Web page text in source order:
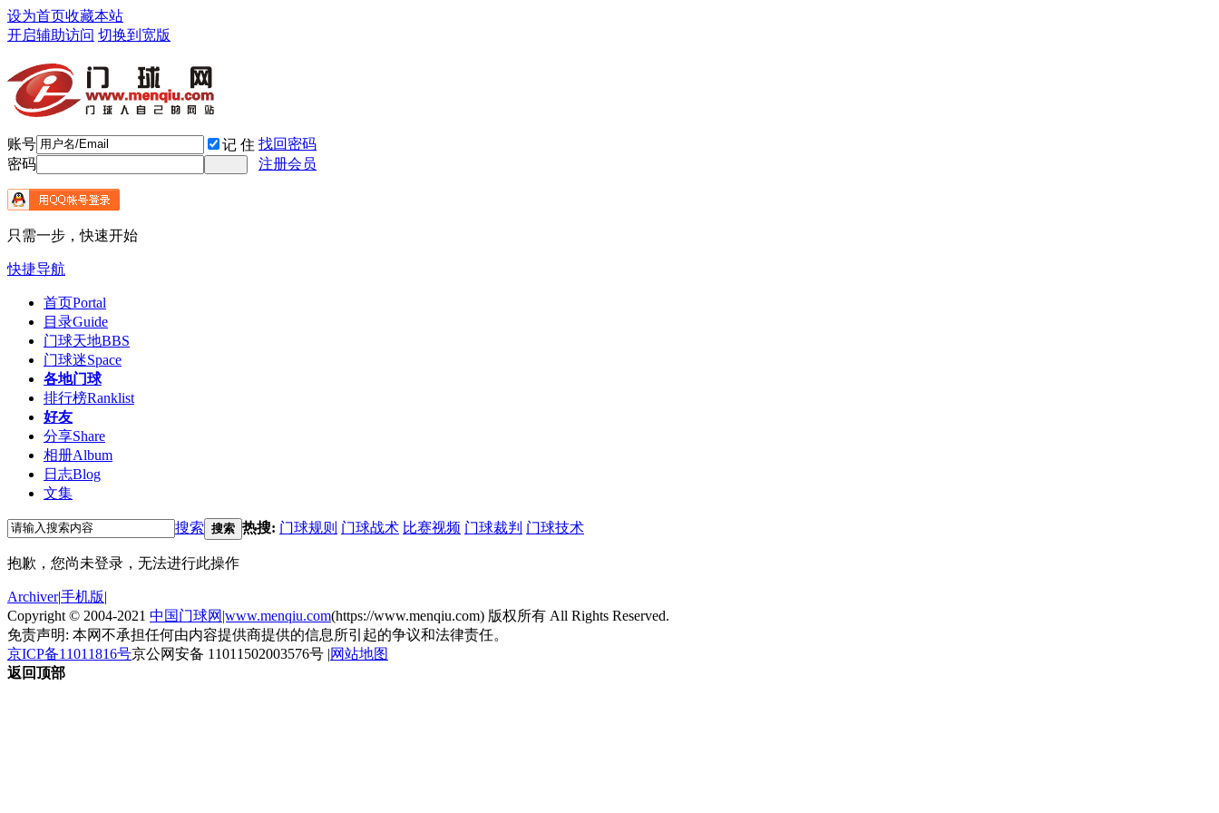
设为首页收藏本站
开启辅助访问 切换到宽版
账号 记 住 找回密码
密码
注册会员
只需一步，快速开始
快捷导航
首页Portal
目录Guide
门球天地BBS
门球迷Space
各地门球
排行榜Ranklist
好友
分享Share
相册Album
日志Blog
文集
搜索 搜索 热搜: 门球规则 门球战术 比赛视频 门球裁判 门球技术
抱歉，您尚未登录，无法进行此操作
Archiver|手机版|
Copyright © 2004-2021 中国门球网|www.menqiu.com(https://www.menqiu.com) 版权所有 All Rights Reserved.
免责声明: 本网不承担任何由内容提供商提供的信息所引起的争议和法律责任。
京ICP备11011816号京公网安备 11011502003576号 |网站地图
返回顶部